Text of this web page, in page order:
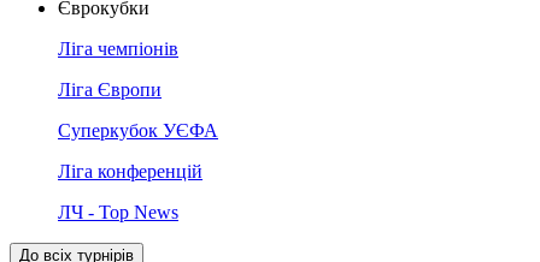
Єврокубки
Ліга чемпіонів
Ліга Європи
Суперкубок УЄФА
Ліга конференцій
ЛЧ - Top News
До всіх турнірів